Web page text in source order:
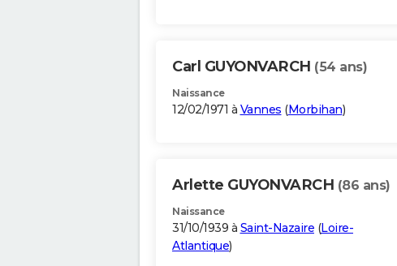
Carl GUYONVARCH (54 ans)
Naissance
12/02/1971 à Vannes (Morbihan)
Arlette GUYONVARCH (86 ans)
Naissance
31/10/1939 à Saint-Nazaire (Loire-
Atlantique)